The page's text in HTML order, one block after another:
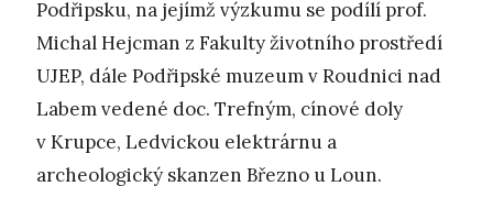
Podřipsku, na jejímž výzkumu se podílí prof.
Michal Hejcman z Fakulty životního prostředí
UJEP, dále Podřipské muzeum v Roudnici nad
Labem vedené doc. Trefným, cínové doly
v Krupce, Ledvickou elektrárnu a
archeologický skanzen Březno u Loun.